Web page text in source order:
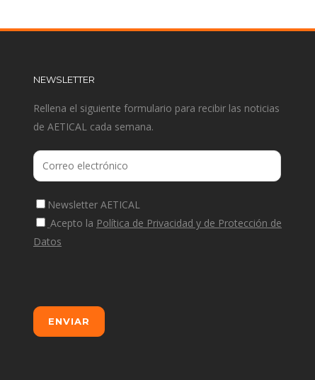
NEWSLETTER
Rellena el siguiente formulario para recibir las noticias
de AETICAL cada semana.
Newsletter AETICAL
Acepto la Política de Privacidad y de Protección de
Datos